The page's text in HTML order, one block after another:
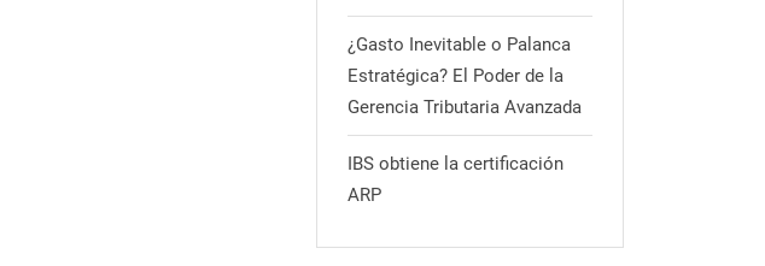
¿Gasto Inevitable o Palanca
Estratégica? El Poder de la
Gerencia Tributaria Avanzada
IBS obtiene la certificación
ARP